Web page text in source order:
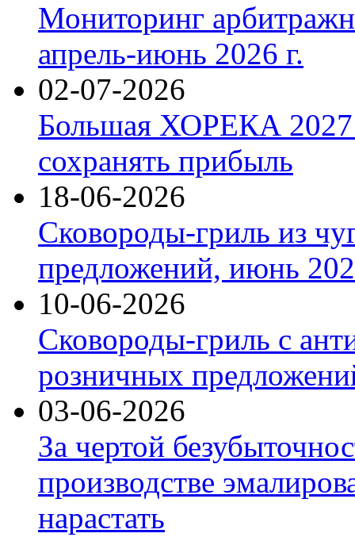
Мониторинг
апрель-июнь 2026 г.
02-07-2026
Большая ХОРЕКА 2027:
сохранять прибыль
18-06-2026
Сковороды-гриль из
предложений, июнь
10-06-2026
Сковороды-гриль с
розничных
03-06-2026
За чертой
производстве
нарастать